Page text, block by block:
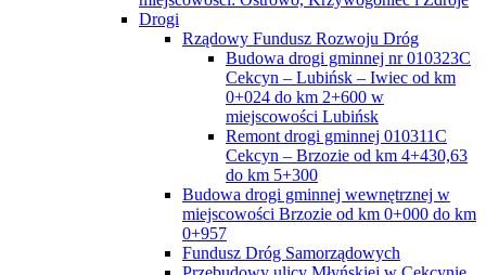
Drogi
Rządowy Fundusz Rozwoju Dróg
Budowa drogi gminnej nr 010323C
Cekcyn – Lubińsk – Iwiec od km
0+024 do km 2+600 w
miejscowości Lubińsk
Remont drogi gminnej 010311C
Cekcyn – Brzozie od km 4+430,63
do km 5+300
Budowa drogi gminnej wewnętrznej w
miejscowości Brzozie od km 0+000 do km
0+957
Fundusz Dróg Samorządowych